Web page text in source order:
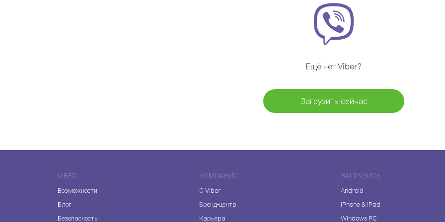
Ещё нет Viber?
Загрузить сейчас
VIBER
Возможности
Блог
Безопасность
КОМПАНИЯ
О Viber
Бренд-центр
Карьера
ЗАГРУЗИТЬ
Android
iPhone & iPad
Windows PC